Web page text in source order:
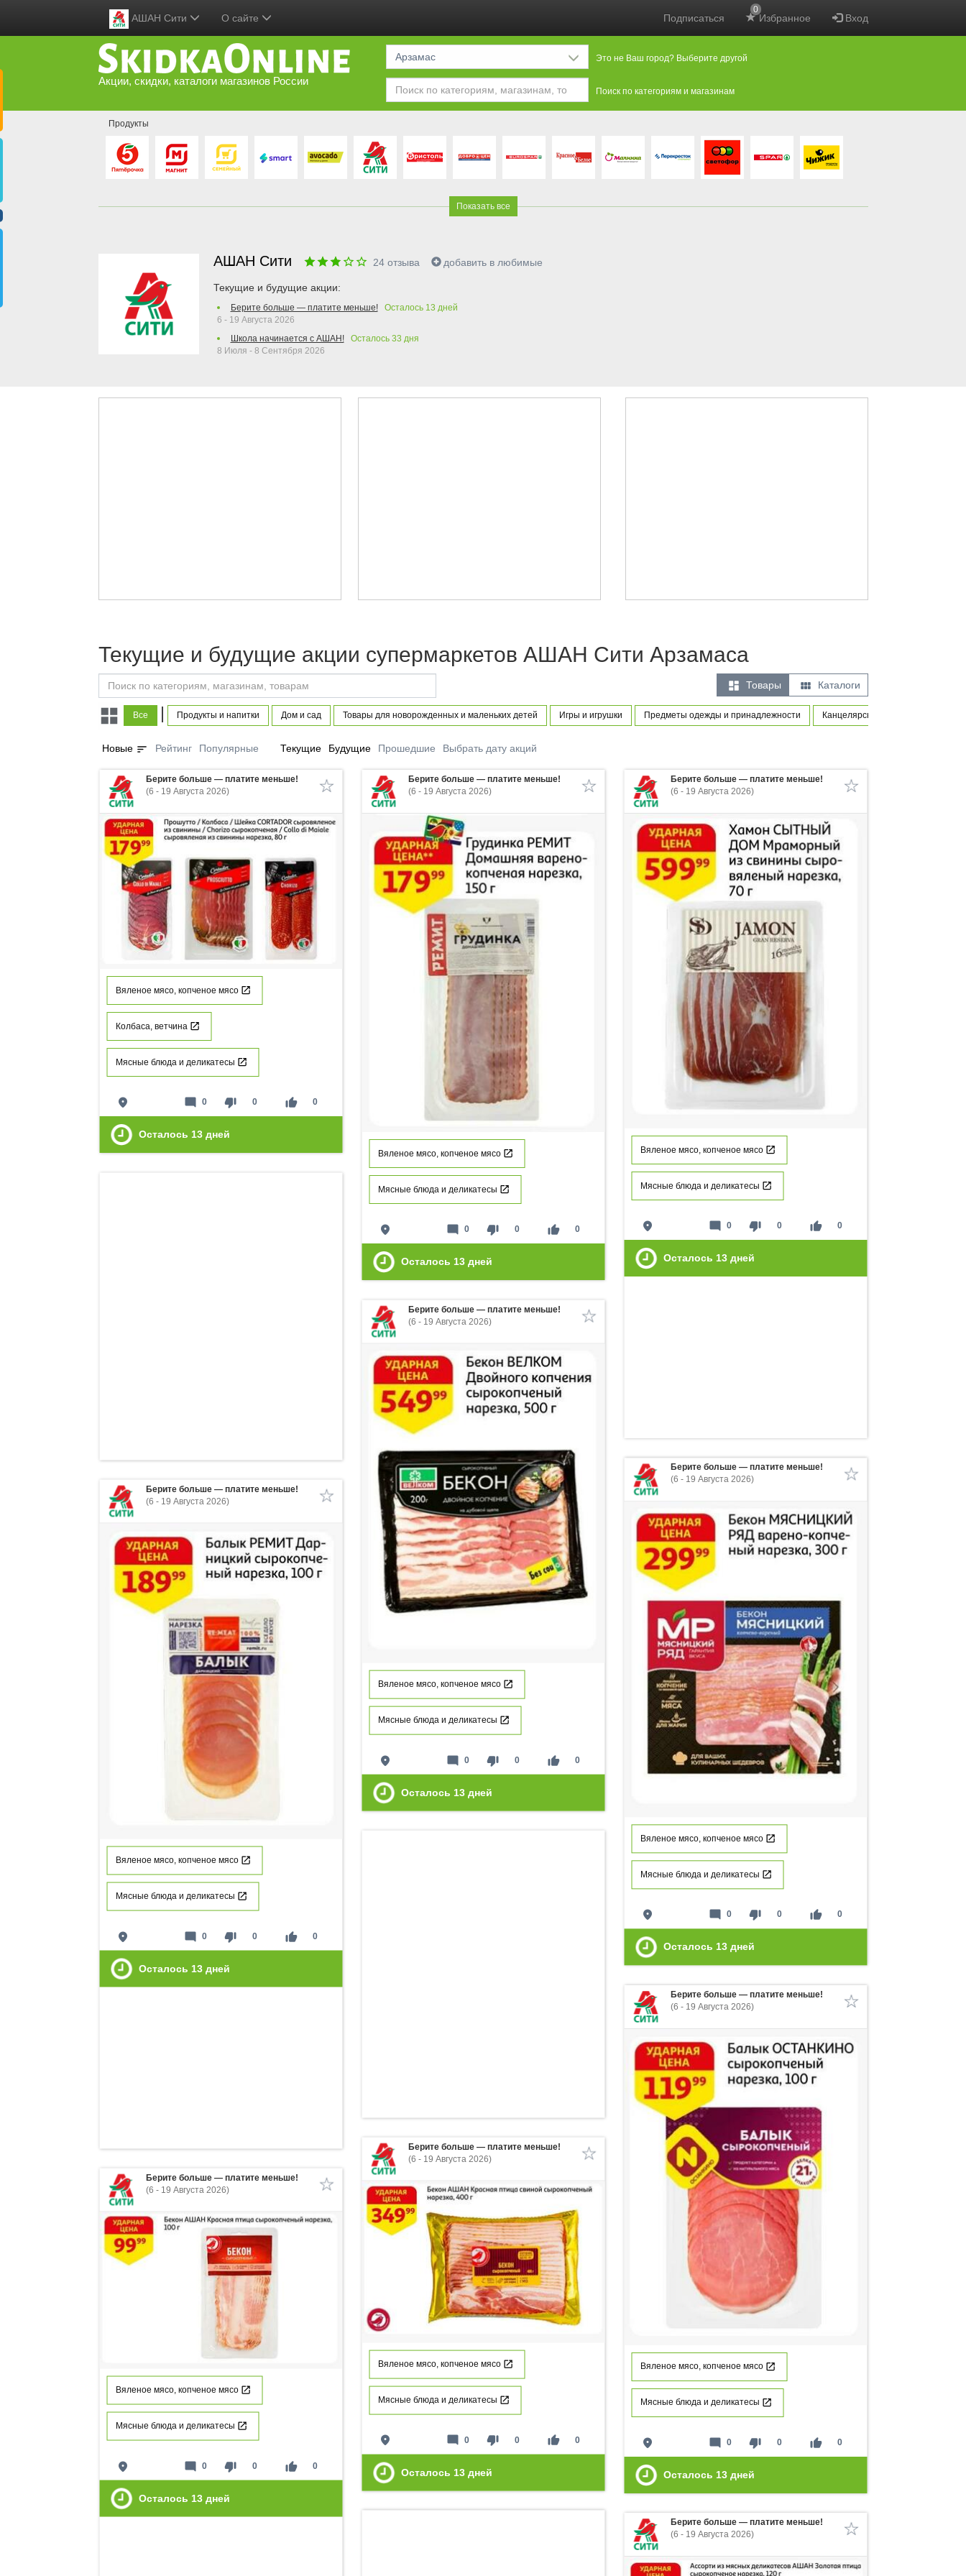
Подписаться Избранное
0
Вход
АШАН Сити О сайте
Акции, скидки, каталоги магазинов России
Арзамас Это не Ваш город? Выберите другой
Поиск по категориям и магазинам
Продукты
Показать все
АШАН Сити 24отзыва добавить в любимые
Текущие и будущие акции:
Берите больше — платите меньше! Осталось 13 дней
6 - 19 Августа 2026
Школа начинается с АШАН!
Осталось 33 дня
8 Июля - 8 Сентября 2026
Текущие и будущие акции супермаркетов АШАН Сити Арзамаса
 Товары  Каталоги
Все | Продукты и напитки Дом и сад Товары для новорожденных и маленьких детей Игры и игрушки Предметы одежды и принадлежности Канцелярские товары
Новые sort Рейтинг Популярные Текущие Будущие Прошедшие Выбрать дату акций
Берите больше — платите меньше!
(6 - 19 Августа 2026)
Вяленое мясо, копченое мясо
Колбаса, ветчина
Мясные блюда и деликатесы
place thumb_down 0 thumb_up 0
mode_comment 0
Осталось 13 дней
Берите больше — платите меньше!
(6 - 19 Августа 2026)
Вяленое мясо, копченое мясо
Мясные блюда и деликатесы
place thumb_down 0 thumb_up 0
mode_comment 0
Осталось 13 дней
Берите больше — платите меньше!
(6 - 19 Августа 2026)
Вяленое мясо, копченое мясо
Мясные блюда и деликатесы
place thumb_down 0 thumb_up 0
mode_comment 0
Осталось 13 дней
Берите больше — платите меньше!
(6 - 19 Августа 2026)
Вяленое мясо, копченое мясо
Мясные блюда и деликатесы
place thumb_down 0 thumb_up 0
mode_comment 0
Осталось 13 дней
Берите больше — платите меньше!
(6 - 19 Августа 2026)
Вяленое мясо, копченое мясо
Мясные блюда и деликатесы
place thumb_down 0 thumb_up 0
mode_comment 0
Осталось 13 дней
Берите больше — платите меньше!
(6 - 19 Августа 2026)
Вяленое мясо, копченое мясо
Мясные блюда и деликатесы
place thumb_down 0 thumb_up 0
mode_comment 0
Осталось 13 дней
Берите больше — платите меньше!
(6 - 19 Августа 2026)
Вяленое мясо, копченое мясо
Мясные блюда и деликатесы
place thumb_down 0 thumb_up 0
mode_comment 0
Осталось 13 дней
Берите больше — платите меньше!
(6 - 19 Августа 2026)
Вяленое мясо, копченое мясо
Мясные блюда и деликатесы
place thumb_down 0 thumb_up 0
mode_comment 0
Осталось 13 дней
Берите больше — платите меньше!
(6 - 19 Августа 2026)
Вяленое мясо, копченое мясо
Мясные блюда и деликатесы
place thumb_down 0 thumb_up 0
mode_comment 0
Осталось 13 дней
Берите больше — платите меньше!
(6 - 19 Августа 2026)